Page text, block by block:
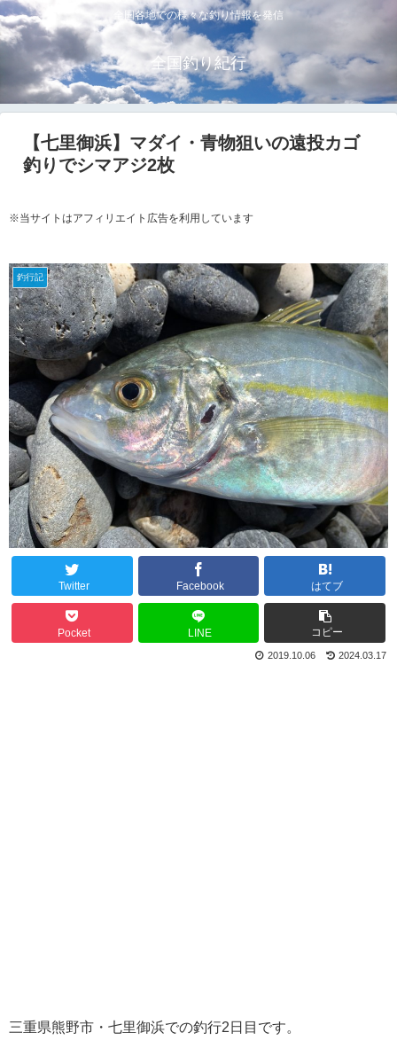
全国各地での様々な釣り情報を発信
全国釣り紀行
【七里御浜】マダイ・青物狙いの遠投カゴ
釣りでシマアジ2枚
※当サイトはアフィリエイト広告を利用しています
釣行記
Twitter Facebook はてブ
Pocket LINE コピー
2024.03.17
2019.10.06
三重県熊野市・七里御浜での釣行2日目です。